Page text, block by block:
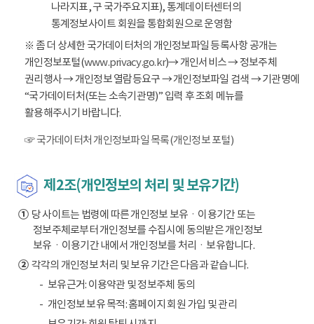
나라지표, 구 국가주요지표), 통계데이터센터의
통계정보사이트 회원을 통합회원으로 운영함
※ 좀 더 상세한 국가데이터처의 개인정보파일 등록사항 공개는
개인정보포털(www.privacy.go.kr)→ 개인서비스 → 정보주체
권리행사 → 개인정보 열람등요구 → 개인정보파일 검색 → 기관명에
“국가데이터처(또는 소속기관명)” 입력 후 조회 메뉴를
활용해주시기 바랍니다.
☞ 국가데이터처 개인정보파일 목록(개인정보 포털)
제2조(개인정보의 처리 및 보유기간)
①당 사이트는 법령에 따른 개인정보 보유ㆍ이용기간 또는
정보주체로부터 개인정보를 수집시에 동의받은 개인정보
보유ㆍ이용기간 내에서 개인정보를 처리ㆍ보유합니다.
②각각의 개인정보 처리 및 보유 기간은 다음과 같습니다.
보유근거: 이용약관 및 정보주체 동의
개인정보 보유 목적: 홈페이지 회원 가입 및 관리